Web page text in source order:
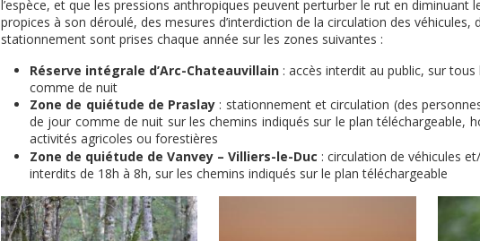
l’espèce, et que les pressions anthropiques peuvent perturber le rut en diminuant
propices à son déroulé, des mesures d’interdiction de la circulation des véhicules,
stationnement sont prises chaque année sur les zones suivantes :
Réserve intégrale d’Arc-Chateauvillain : accès interdit au public, sur
comme de nuit
Zone de quiétude de Praslay : stationnement et circulation (des
de jour comme de nuit sur les chemins indiqués sur le plan téléchargeable,
activités agricoles ou forestières
Zone de quiétude de Vanvey – Villiers-le-Duc : circulation de véhicules
interdits de 18h à 8h, sur les chemins indiqués sur le plan téléchargeable